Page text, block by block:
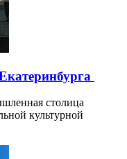
столица
культурной